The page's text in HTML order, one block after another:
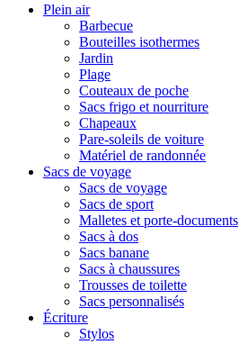
Plein air
Barbecue
Bouteilles isothermes
Jardin
Plage
Couteaux de poche
Sacs frigo et nourriture
Chapeaux
Pare-soleils de voiture
Matériel de randonnée
Sacs de voyage
Sacs de voyage
Sacs de sport
Malletes et porte-documents
Sacs à dos
Sacs banane
Sacs à chaussures
Trousses de toilette
Sacs personnalisés
Écriture
Stylos